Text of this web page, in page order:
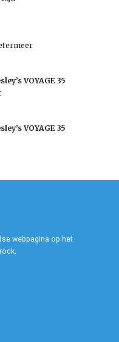
VOYAGE 35
VOYAGE 35
webpagina op het